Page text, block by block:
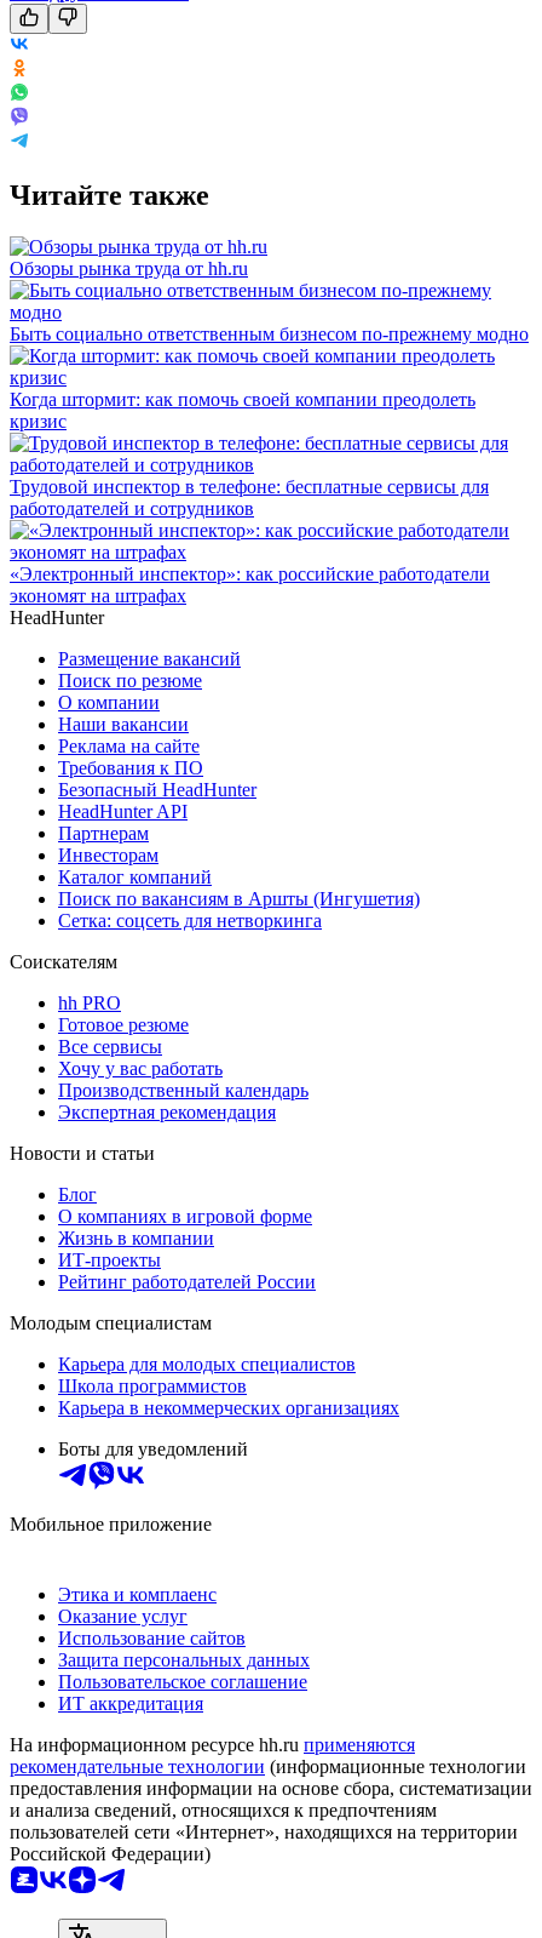
Читайте также
Обзоры рынка труда от hh.ru
Быть социально ответственным бизнесом по-прежнему модно
Когда штормит: как помочь своей компании преодолеть
кризис
Трудовой инспектор в телефоне: бесплатные сервисы для
работодателей и сотрудников
«Электронный инспектор»: как российские работодатели
экономят на штрафах
HeadHunter
Размещение вакансий
Поиск по резюме
О компании
Наши вакансии
Реклама на сайте
Требования к ПО
Безопасный HeadHunter
HeadHunter API
Партнерам
Инвесторам
Каталог компаний
Поиск по вакансиям в Аршты (Ингушетия)
Сетка: соцсеть для нетворкинга
Соискателям
hh PRO
Готовое резюме
Все сервисы
Хочу у вас работать
Производственный календарь
Экспертная рекомендация
Новости и статьи
Блог
О компаниях в игровой форме
Жизнь в компании
ИТ-проекты
Рейтинг работодателей России
Молодым специалистам
Карьера для молодых специалистов
Школа программистов
Карьера в некоммерческих организациях
Боты для уведомлений
Мобильное приложение
Этика и комплаенс
Оказание услуг
Использование сайтов
Защита персональных данных
Пользовательское соглашение
ИТ аккредитация
На информационном ресурсе hh.ru применяются
рекомендательные технологии (информационные технологии
предоставления информации на основе сбора, систематизации
и анализа сведений, относящихся к предпочтениям
пользователей сети «Интернет», находящихся на территории
Российской Федерации)